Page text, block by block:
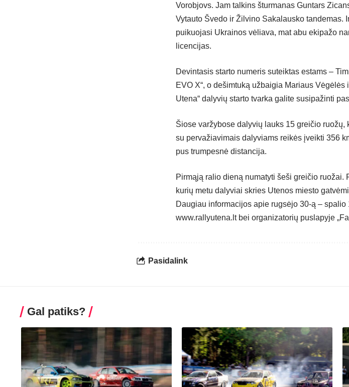
Vorobjovs. Jam talkins šturmanas Guntars
Vytauto Švedo ir Žilvino Sakalausko tandemas.
puikuojasi Ukrainos vėliava, mat abu ekipažo
licencijas.
Devintasis starto numeris suteiktas estams –
EVO X“, o dešimtuką užbaigia Mariaus
Utena“ dalyvių starto tvarka galite susipažinti
Šiose varžybose dalyvių lauks 15 greičio
su pervažiavimais dalyviams reikės įveikti 356
pus trumpesnė distancija.
Pirmąją ralio dieną numatyti šeši greičio
kurių metu dalyviai skries Utenos miesto
Daugiau informacijos apie rugsėjo 30-ą –
www.rallyutena.ltbei organizatorių puslapyje
Pasidalink
Gal patiks?